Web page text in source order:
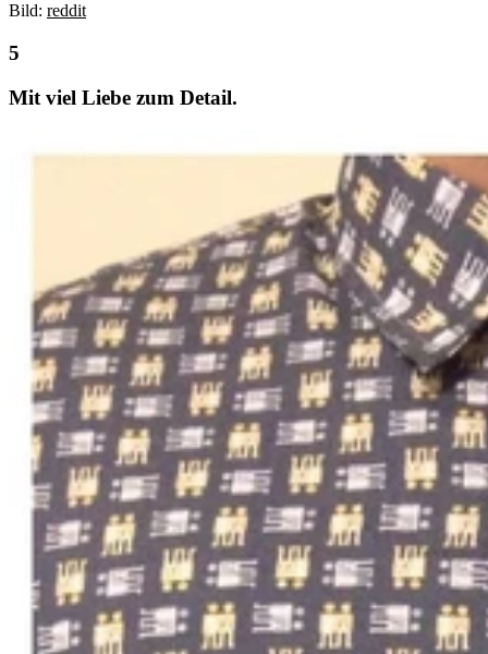
Bild: reddit
Mit viel Liebe zum Detail.